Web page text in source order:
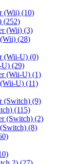
(Wii) (10)
(252)
(Wii) (3)
(28)
(Wii-U) (0)
U) (29)
(Wii-U) (1)
U) (11)
(Switch) (9)
(115)
(Switch) (2)
(8)